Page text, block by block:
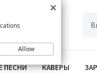
ПЕСНИ КАВЕРЫ
Allow